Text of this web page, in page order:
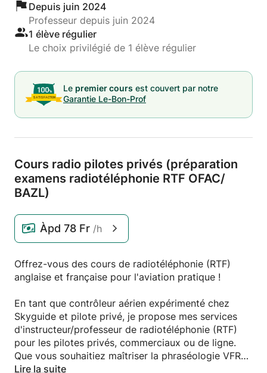
Depuis juin 2024
Professeur depuis juin 2024
1 élève régulier
Le choix privilégié de 1 élève régulier
Le premier cours est couvert par notre
Garantie Le-Bon-Prof
Cours radio pilotes privés (préparation
examens radiotéléphonie RTF OFAC/
BAZL)
Àpd 78 Fr /h
Offrez-vous des cours de radiotéléphonie (RTF)
anglaise et française pour l'aviation pratique !
En tant que contrôleur aérien expérimenté chez
Skyguide et pilote privé, je propose mes services
d'instructeur/professeur de radiotéléphonie (RTF)
pour les pilotes privés, commerciaux ou de ligne.
Que vous souhaitiez maîtriser la phraséologie VFR
(règles de vol à vue) ou IFR (règles de vol aux
Lire la suite